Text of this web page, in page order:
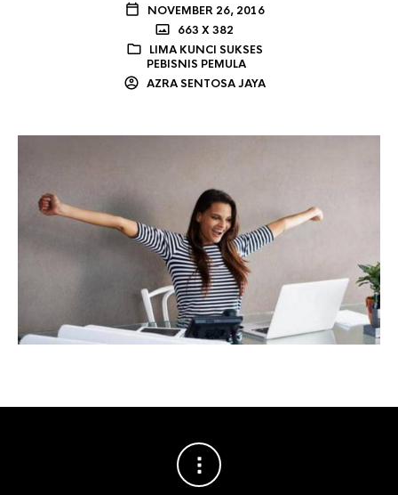
NOVEMBER 26, 2016
663 X 382
LIMA KUNCI SUKSES
PEBISNIS PEMULA
AZRA SENTOSA JAYA